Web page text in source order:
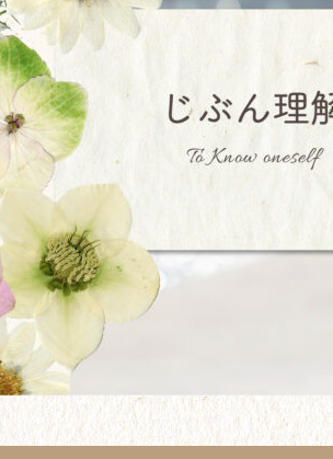
【24】パートナー探しも、ガム
シャラ努力。
【21】大学卒業。フリーターと
なった２年間。